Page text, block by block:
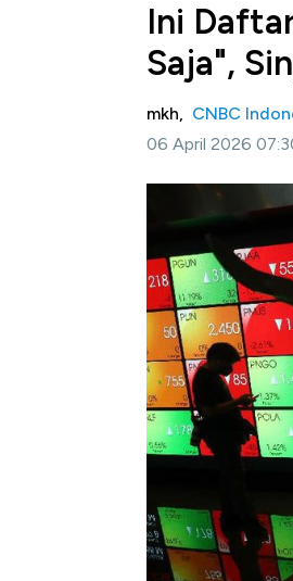
Ini
Saja",
mkh, CNBC
06 April 2026